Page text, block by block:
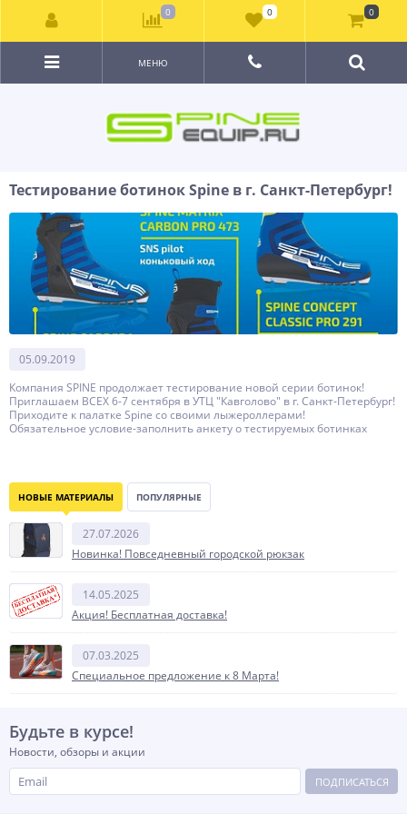
МЕНЮ
Тестирование ботинок Spine в г. Санкт-Петербург!
05.09.2019
Компания SPINE продолжает тестирование новой серии ботинок!
Приглашаем ВСЕХ 6-7 сентября в УТЦ "Кавголово" в г. Санкт-Петербург!
Приходите к палатке Spine со своими лыжероллерами!
Обязательное условие-заполнить анкету о тестируемых ботинках
НОВЫЕ МАТЕРИАЛЫ ПОПУЛЯРНЫЕ
27.07.2026
Новинка! Повседневный городской рюкзак
14.05.2025
Акция! Бесплатная доставка!
07.03.2025
Специальное предложение к 8 Марта!
Будьте в курсе!
Новости, обзоры и акции
ПОДПИСАТЬСЯ
0 0 0